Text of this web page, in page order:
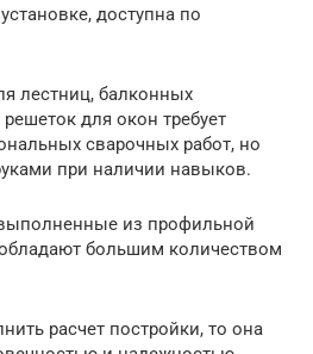
доступна по
лестниц, балконных
для окон требует
сварочных работ, но
при наличии навыков.
из профильной
большим количеством
расчет постройки, то она